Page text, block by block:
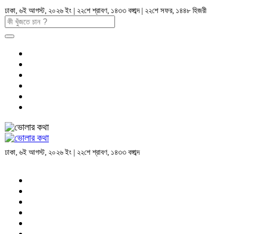
ঢাকা, ৬ই আগস্ট, ২০২৬ ইং | ২২শে শ্রাবণ, ১৪৩৩ বঙ্গাব্দ | ২২শে সফর, ১৪৪৮ হিজরী
ঢাকা, ৬ই আগস্ট, ২০২৬ ইং | ২২শে শ্রাবণ, ১৪৩৩ বঙ্গাব্দ